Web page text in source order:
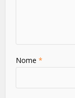
Nome*